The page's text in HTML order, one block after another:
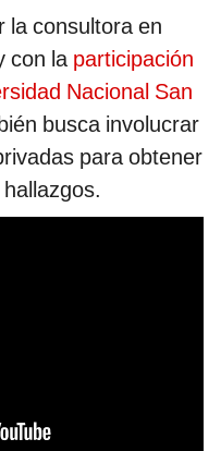
la consultora en
con laparticipación
Nacional San
busca involucrar
para obtener